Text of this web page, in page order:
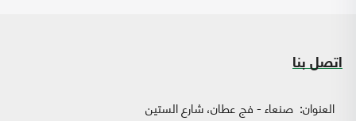
اتصل بنا
العنوان: صنعاء - فج عطان، شارع الستين